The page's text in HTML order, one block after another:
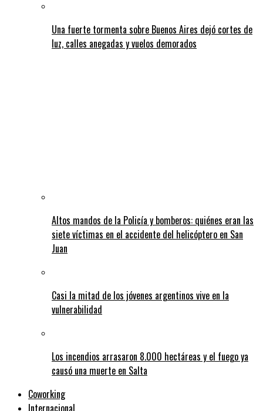
Una fuerte tormenta sobre Buenos Aires dejó cortes de
luz, calles anegadas y vuelos demorados
Altos mandos de la Policía y bomberos: quiénes eran las
siete víctimas en el accidente del helicóptero en San
Juan
Casi la mitad de los jóvenes argentinos vive en la
vulnerabilidad
Los incendios arrasaron 8.000 hectáreas y el fuego ya
causó una muerte en Salta
Coworking
Internacional